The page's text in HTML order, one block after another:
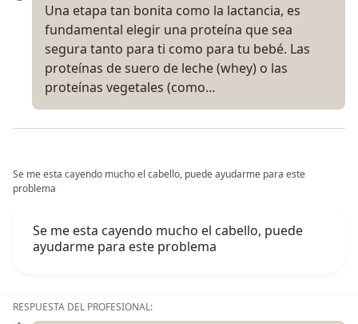
Una etapa tan bonita como la lactancia, es
fundamental elegir una proteína que sea
segura tanto para ti como para tu bebé. Las
proteínas de suero de leche (whey) o las
proteínas vegetales (como…
Se me esta cayendo mucho el cabello, puede ayudarme para este
problema
Se me esta cayendo mucho el cabello, puede
ayudarme para este problema
RESPUESTA DEL PROFESIONAL: